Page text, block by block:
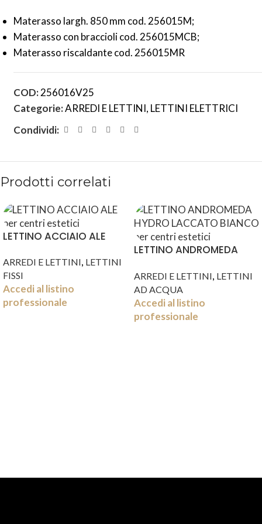
Materasso largh. 850 mm cod. 256015M;
Materasso con braccioli cod. 256015MCB;
Materasso riscaldante cod. 256015MR
COD:256016V25
Categorie:ARREDI E LETTINI, LETTINI ELETTRICI
Condividi:
Prodotti correlati
LETTINO ACCIAIO ALE
ARREDI E LETTINI, LETTINI
FISSI
Accedi al listino
professionale
LETTINO ANDROMEDA
ARREDI E LETTINI, LETTINI
AD ACQUA
Accedi al listino
professionale